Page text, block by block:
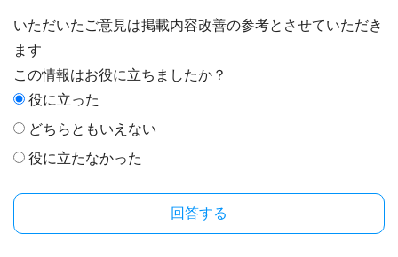
いただいたご意見は掲載内容改善の参考とさせていただき
ます
この情報はお役に立ちましたか？
役に立った
どちらともいえない
役に立たなかった